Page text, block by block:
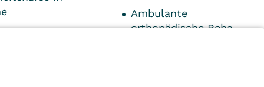
Ambulante
orthopädische Reha